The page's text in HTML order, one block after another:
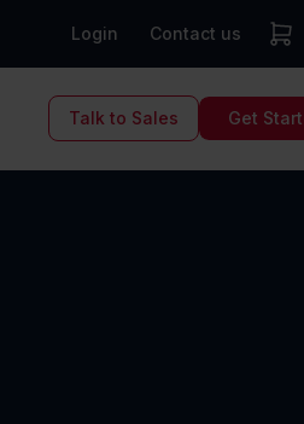
Login Contact us
Talk to Sales Get